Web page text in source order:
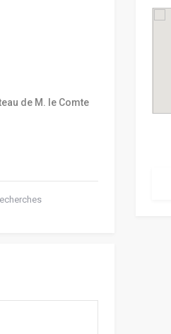
de M. le Comte